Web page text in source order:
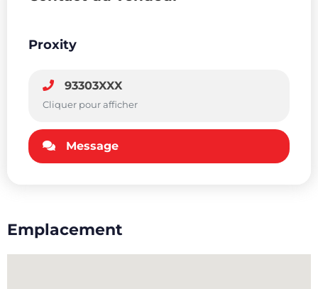
Proxity
93303XXX
Cliquer pour afficher
Message
Emplacement